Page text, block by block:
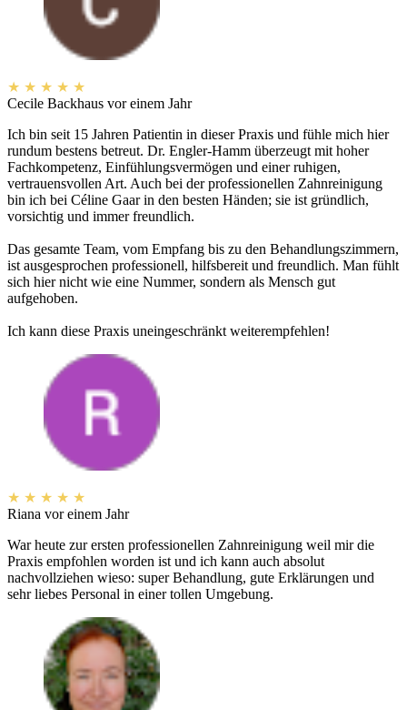
★ ★ ★ ★ ★
Cecile Backhaus vor einem Jahr
Ich bin seit 15 Jahren Patientin in dieser Praxis und fühle mich hier
rundum bestens betreut. Dr. Engler-Hamm überzeugt mit hoher
Fachkompetenz, Einfühlungsvermögen und einer ruhigen,
vertrauensvollen Art. Auch bei der professionellen Zahnreinigung
bin ich bei Céline Gaar in den besten Händen; sie ist gründlich,
vorsichtig und immer freundlich.
Das gesamte Team, vom Empfang bis zu den Behandlungszimmern,
ist ausgesprochen professionell, hilfsbereit und freundlich. Man fühlt
sich hier nicht wie eine Nummer, sondern als Mensch gut
aufgehoben.
Ich kann diese Praxis uneingeschränkt weiterempfehlen!
★ ★ ★ ★ ★
Riana vor einem Jahr
War heute zur ersten professionellen Zahnreinigung weil mir die
Praxis empfohlen worden ist und ich kann auch absolut
nachvollziehen wieso: super Behandlung, gute Erklärungen und
sehr liebes Personal in einer tollen Umgebung.